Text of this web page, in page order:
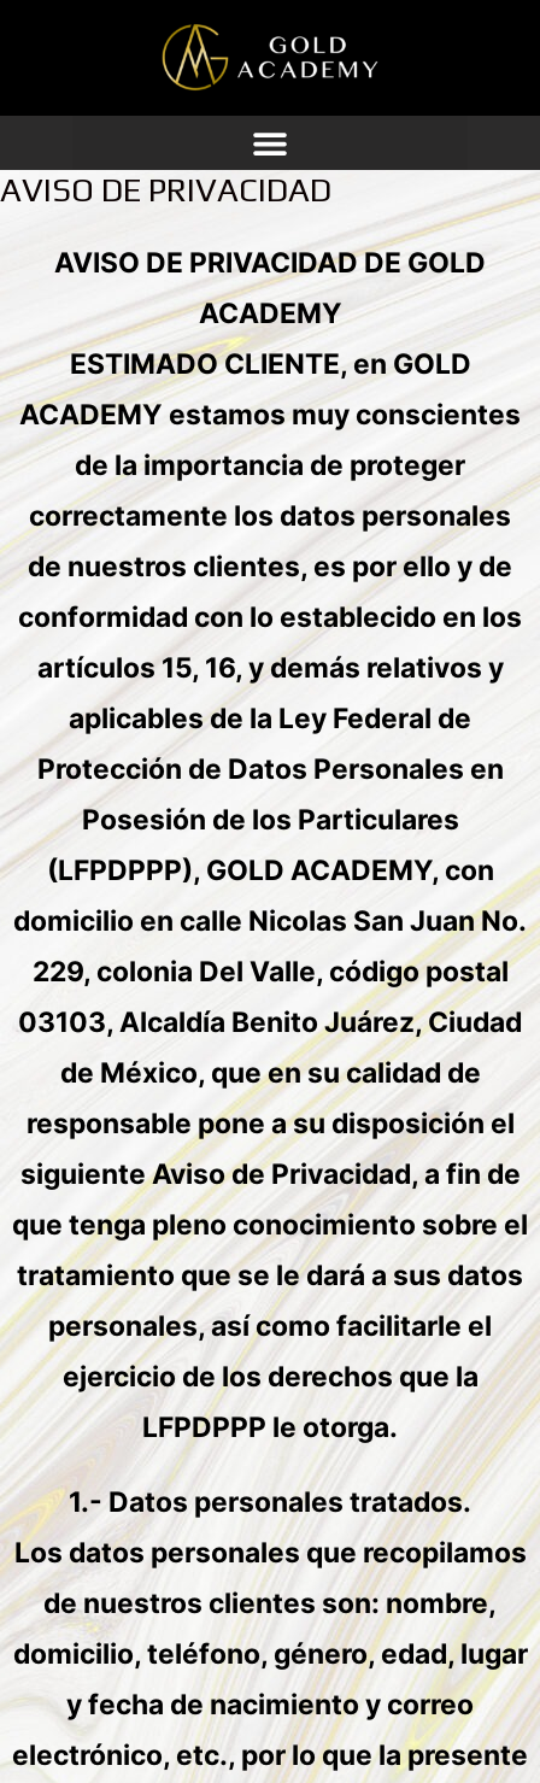
contenido
AVISO DE PRIVACIDAD
AVISO DE PRIVACIDAD DE GOLD
ACADEMY
ESTIMADO CLIENTE, en GOLD
ACADEMY estamos muy conscientes
de la importancia de proteger
correctamente los datos personales
de nuestros clientes, es por ello y de
conformidad con lo establecido en los
artículos 15, 16, y demás relativos y
aplicables de la Ley Federal de
Protección de Datos Personales en
Posesión de los Particulares
(LFPDPPP), GOLD ACADEMY, con
domicilio en calle Nicolas San Juan No.
229, colonia Del Valle, código postal
03103, Alcaldía Benito Juárez, Ciudad
de México, que en su calidad de
responsable pone a su disposición el
siguiente Aviso de Privacidad, a fin de
que tenga pleno conocimiento sobre el
tratamiento que se le dará a sus datos
personales, así como facilitarle el
ejercicio de los derechos que la
LFPDPPP le otorga.
1.- Datos personales tratados.
Los datos personales que recopilamos
de nuestros clientes son: nombre,
domicilio, teléfono, género, edad, lugar
y fecha de nacimiento y correo
electrónico, etc., por lo que la presente